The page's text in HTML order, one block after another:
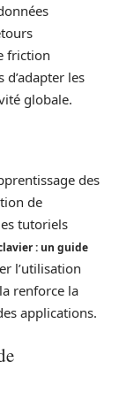
friction
les
globale.
des
de
tutoriels
: un guide
l’utilisation
renforce la
applications.